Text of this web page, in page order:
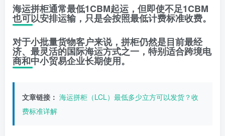
海运拼柜通常最低1CBM起运，但即使不足1CBM
也可以安排运输，只是会按照最低计费标准收费。
对于小批量货物客户来说，拼柜仍然是目前最经
济、最灵活的国际海运方式之一，特别适合跨境电
商和中小贸易企业长期使用。
文章链接： 海运拼柜（LCL）最低多少立方可以发货？收
费标准详解